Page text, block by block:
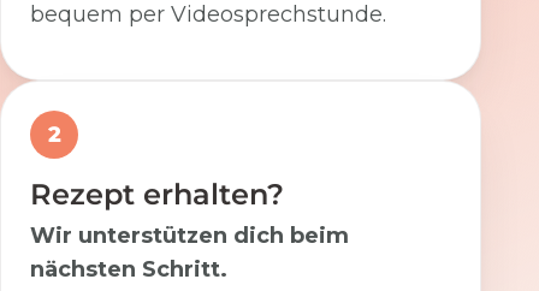
bequem per Videosprechstunde.
2
Rezept erhalten?
Wir unterstützen dich beim
nächsten Schritt.